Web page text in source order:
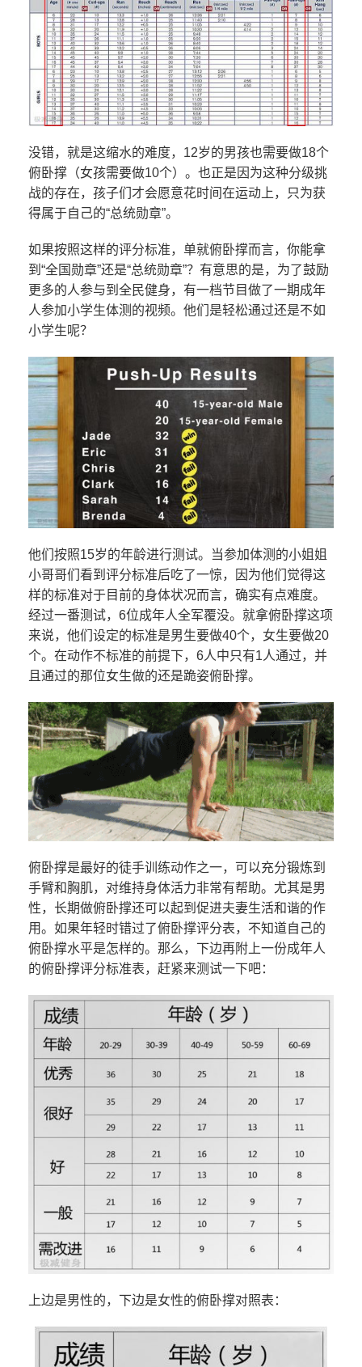
没错，就是这缩水的难度，12岁的男孩也需要做18个
俯卧撑（女孩需要做10个）。也正是因为这种分级挑
战的存在，孩子们才会愿意花时间在运动上，只为获
得属于自己的“总统勋章”。
如果按照这样的评分标准，单就俯卧撑而言，你能拿
到“全国勋章”还是“总统勋章”？有意思的是，为了鼓励
更多的人参与到全民健身，有一档节目做了一期成年
人参加小学生体测的视频。他们是轻松通过还是不如
小学生呢？
他们按照15岁的年龄进行测试。当参加体测的小姐姐
小哥哥们看到评分标准后吃了一惊，因为他们觉得这
样的标准对于目前的身体状况而言，确实有点难度。
经过一番测试，6位成年人全军覆没。就拿俯卧撑这项
来说，他们设定的标准是男生要做40个，女生要做20
个。在动作不标准的前提下，6人中只有1人通过，并
且通过的那位女生做的还是跪姿俯卧撑。
俯卧撑是最好的徒手训练动作之一，可以充分锻炼到
手臂和胸肌，对维持身体活力非常有帮助。尤其是男
性，长期做俯卧撑还可以起到促进夫妻生活和谐的作
用。如果年轻时错过了俯卧撑评分表，不知道自己的
俯卧撑水平是怎样的。那么，下边再附上一份成年人
的俯卧撑评分标准表，赶紧来测试一下吧：
上边是男性的，下边是女性的俯卧撑对照表：